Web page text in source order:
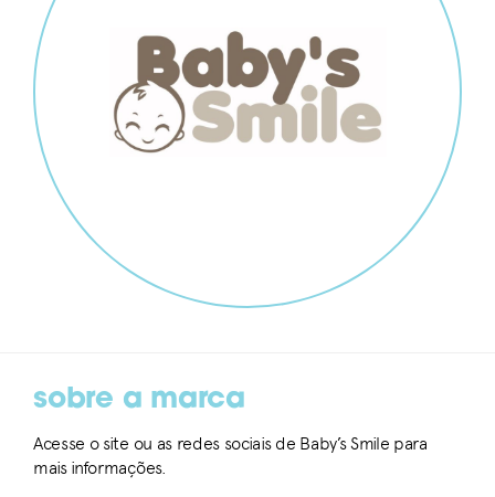
sobre a marca
Acesse o site ou as redes sociais de Baby’s Smile para
mais informações.